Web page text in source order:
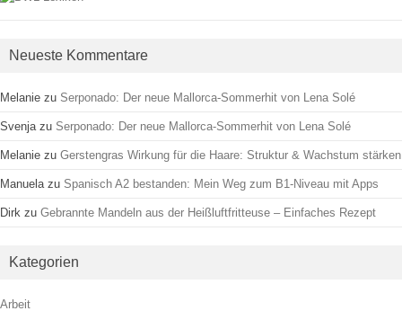
Neueste Kommentare
Melanie zu Serponado: Der neue Mallorca-Sommerhit von Lena Solé
Svenjazu Serponado: Der neue Mallorca-Sommerhit von Lena Solé
Melanie zu Gerstengras Wirkung für die Haare: Struktur & Wachstum stärken
Manuelazu Spanisch A2 bestanden: Mein Weg zum B1-Niveau mit Apps
Dirk zu Gebrannte Mandeln aus der Heißluftfritteuse – Einfaches Rezept
Kategorien
Arbeit